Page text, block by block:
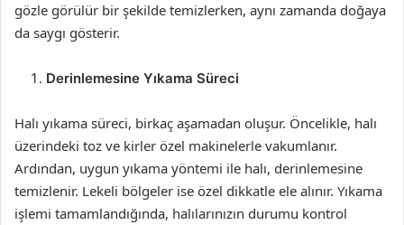
gözle görülür bir şekilde temizlerken, aynı zamanda doğaya
da saygı gösterir.
Derinlemesine Yıkama Süreci
Halı yıkama süreci, birkaç aşamadan oluşur. Öncelikle, halı
üzerindeki toz ve kirler özel makinelerle vakumlanır.
Ardından, uygun yıkama yöntemi ile halı, derinlemesine
temizlenir. Lekeli bölgeler ise özel dikkatle ele alınır. Yıkama
işlemi tamamlandığında, halılarınızın durumu kontrol